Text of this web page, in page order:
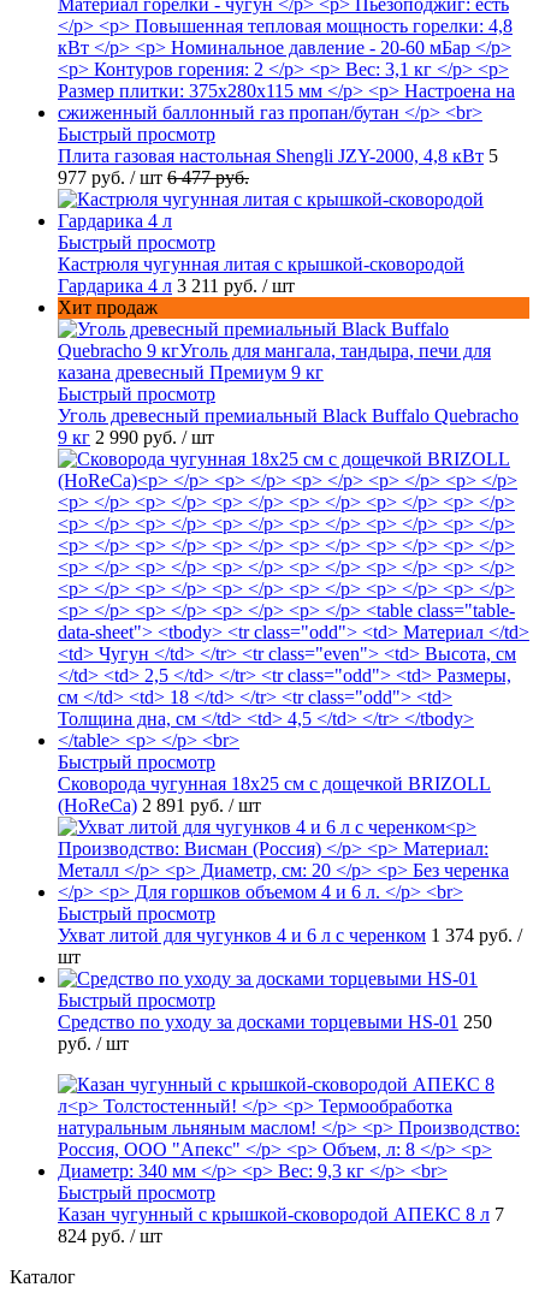
Быстрый просмотр
Плита газовая настольная Shengli JZY-2000, 4,8 кВт 5
977 руб. / шт 6 477 руб.
Быстрый просмотр
Кастрюля чугунная литая с крышкой-сковородой
Гардарика 4 л 3 211 руб. / шт
Хит продаж
Быстрый просмотр
Уголь древесный премиальный Black Buffalo Quebracho
9 кг 2 990 руб. / шт
Быстрый просмотр
Сковорода чугунная 18х25 см с дощечкой BRIZOLL
(HoReCa) 2 891 руб. / шт
Быстрый просмотр
Ухват литой для чугунков 4 и 6 л с черенком 1 374 руб. /
шт
Быстрый просмотр
Средство по уходу за досками торцевыми HS-01 250
руб. / шт
Быстрый просмотр
Казан чугунный с крышкой-сковородой АПЕКС 8 л 7
824 руб. / шт
Каталог